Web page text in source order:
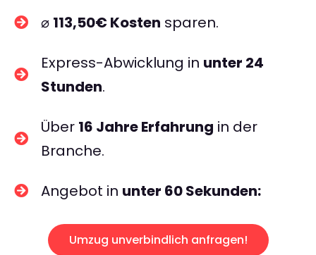
⌀ 113,50€ Kosten sparen.
Express-Abwicklung in unter 24
Stunden.
Über 16 Jahre Erfahrung in der
Branche.
Angebot in unter 60 Sekunden:
Umzug unverbindlich anfragen!